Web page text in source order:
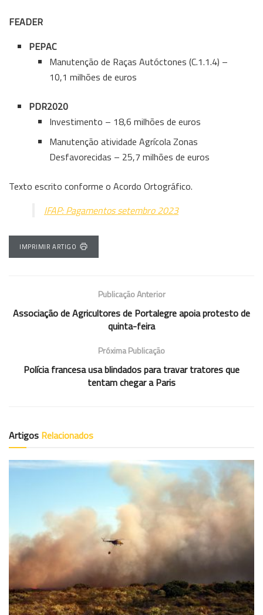
FEADER
PEPAC
Manutenção de Raças Autóctones (C.1.1.4) –
10,1 milhões de euros
PDR2020
Investimento – 18,6 milhões de euros
Manutenção atividade Agrícola Zonas
Desfavorecidas – 25,7 milhões de euros
Texto escrito conforme o Acordo Ortográfico.
IFAP: Pagamentos setembro 2023
IMPRIMIR ARTIGO
Publicação Anterior
Associação de Agricultores de Portalegre apoia protesto de
quinta-feira
Próxima Publicação
Polícia francesa usa blindados para travar tratores que
tentam chegar a Paris
Artigos Relacionados